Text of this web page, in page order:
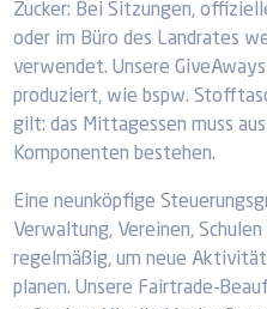
Zucker: Bei Sitzungen,
oder im Büro des Landrates
verwendet. Unsere
produziert, wie bspw.
gilt: das Mittagessen muss
Komponenten bestehen.
Eine neunköpfige
Verwaltung, Vereinen,
regelmäßig, um neue
planen. Unsere Fairtrade-